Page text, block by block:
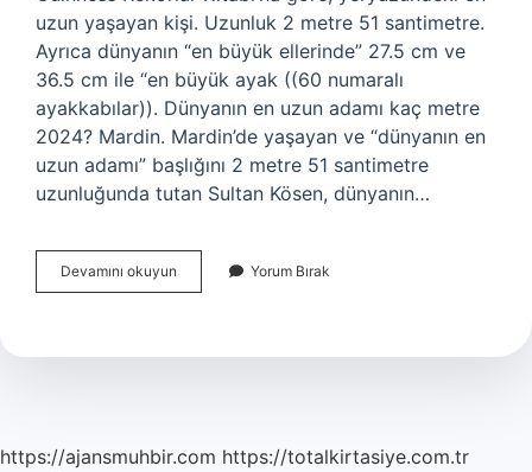
uzun yaşayan kişi. Uzunluk 2 metre 51 santimetre.
Ayrıca dünyanın “en büyük ellerinde” 27.5 cm ve
36.5 cm ile “en büyük ayak ((60 numaralı
ayakkabılar)). Dünyanın en uzun adamı kaç metre
2024? Mardin. Mardin’de yaşayan ve “dünyanın en
uzun adamı” başlığını 2 metre 51 santimetre
uzunluğunda tutan Sultan Kösen, dünyanın…
Devamını okuyun Dünyadaki
En
Yorum Bırak
https://ajansmuhbir.com https://totalkirtasiye.com.tr